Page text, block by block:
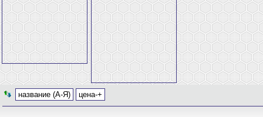
название (А-Я) цена-+